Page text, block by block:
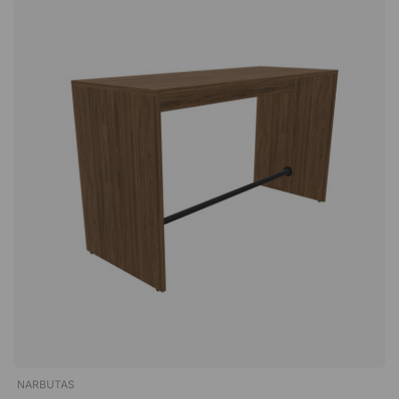
tables de plus de 240 centimètres de long. Faites de la place
pour toute l’équipe autour de la même table ! Nous avons
calculé la longueur dont vous avez besoin en fonction du
nombre de places que vous souhaitez. Nous comptons sur
une chaise d’environ 60–65 cm de largeur. 180 cm = 5–6
chaises. 220 cm = 6–8 chaises. 240 cm = 6–8 chaises. 280
cm = 8–10 chaises. 320 cm = 8–10 chaises. 420 cm = 12–14
chaises. 560 cm = 16–18 chaises.Viggo est une table de
réunion moderne avec un plateau en linoléum exclusif, un
design minimaliste. Une table élégante qui est disponible en
plusieurs tailles et qui convient aussi bien aux grandes qu'aux
petites pièces. Surface en linoléum durable. Des pieds évasés.
NARBUTAS